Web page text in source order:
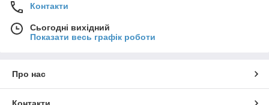
Контакти
Сьогодні вихідний
Показати весь графік роботи
Про нас